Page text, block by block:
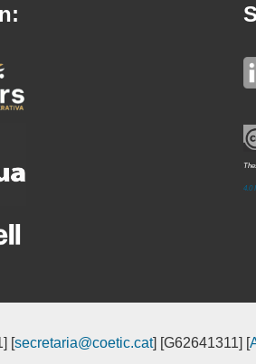
4.0
[secretaria@coetic.cat] [G62641311] [